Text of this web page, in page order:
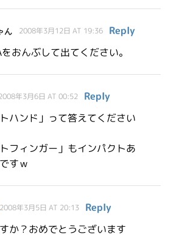
ん 2008年3月12日 AT 19:36
Reply
をおんぶして出てください。
年3月6日 AT 00:52
Reply
トハンド」って答えてください
トフィンガー」もインパクトあ
すｗ
2008年3月5日 AT 20:13
Reply
か？おめでとうございます